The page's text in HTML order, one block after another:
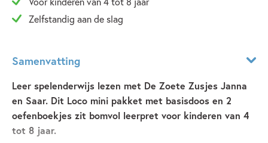
Zelfstandig aan de slag
Samenvatting
Leer spelenderwijs lezen met De Zoete Zusjes Janna
en Saar. Dit Loco mini pakket met basisdoos en 2
oefenboekjes zit bomvol leerpret voor kinderen van 4
tot 8 jaar.